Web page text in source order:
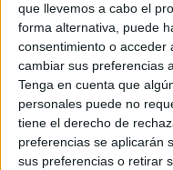
que llevemos a cabo el
forma alternativa, puede
consentimiento o acceder
cambiar sus preferencias
Tenga en cuenta que
personales puede no
tiene el derecho de
preferencias se aplicarán
sus preferencias o retirar
EN ESTA NOTA
PERSONALIDAES: LUNA
TEMAS: SIGNOS
PREDICCIONES